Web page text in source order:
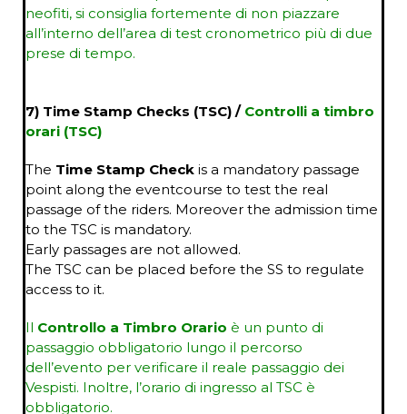
neofiti, si consiglia fortemente di non piazzare
all’interno dell’area di test cronometrico più di due
prese di tempo.
7) Time Stamp Checks (TSC) / Controlli a timbro
orari (TSC)
The Time Stamp Check is a mandatory passage
point along the eventcourse to test the real
passage of the riders. Moreover the admission time
to the TSC is mandatory.
Early passages are not allowed.
The TSC can be placed before the SS to regulate
access to it.
Il Controllo a Timbro Orario è un punto di
passaggio obbligatorio lungo il percorso
dell’evento per verificare il reale passaggio dei
Vespisti. Inoltre, l’orario di ingresso al TSC è
obbligatorio.